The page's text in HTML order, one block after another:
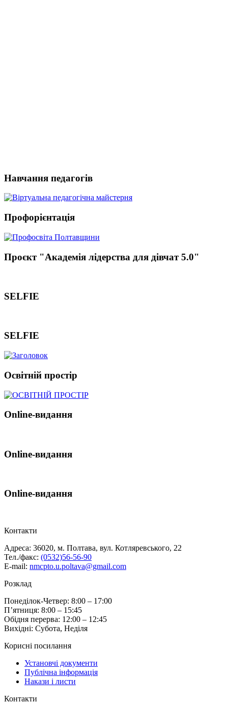
Навчання педагогів
Профорієнтація
Проєкт "Академія лідерства для дівчат 5.0"
SELFIE
SELFIE
Освітній простір
Online-видання
Online-видання
Online-видання
Контакти
Адреса: 36020, м. Полтава, вул. Котляревського, 22
Тел./факс: (0532)56-56-90
E-mail: nmcpto.u.poltava@gmail.com
Розклад
Понеділок-Четвер: 8:00 – 17:00
П’ятниця: 8:00 – 15:45
Обідня перерва: 12:00 – 12:45
Вихідні: Субота, Неділя
Корисні посилання
Установчі документи
Публічна інформація
Накази і листи
Контакти